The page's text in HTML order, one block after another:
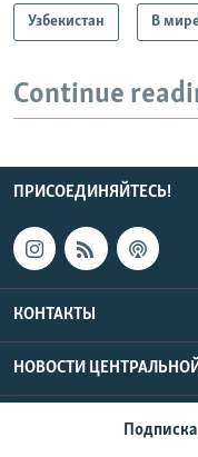
Подписка
Узбекистан В
Continue
ПРИСОЕДИНЯЙТЕСЬ!
КОНТАКТЫ
НОВОСТИ
CENTRAL ASIAN ©